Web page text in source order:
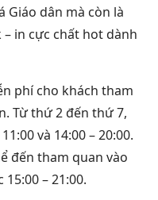
dân mà còn là
in cực chất hot dành
phí cho khách tham
Từ thứ 2 đến thứ 7,
và 14:00 – 20:00.
đến tham quan vào
– 21:00.